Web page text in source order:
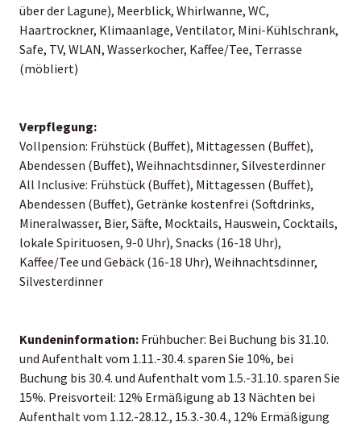
über der Lagune), Meerblick, Whirlwanne, WC,
Haartrockner, Klimaanlage, Ventilator, Mini-Kühlschrank,
Safe, TV, WLAN, Wasserkocher, Kaffee/Tee, Terrasse
(möbliert)
Verpflegung:
Vollpension: Frühstück (Buffet), Mittagessen (Buffet),
Abendessen (Buffet), Weihnachtsdinner, Silvesterdinner
All Inclusive: Frühstück (Buffet), Mittagessen (Buffet),
Abendessen (Buffet), Getränke kostenfrei (Softdrinks,
Mineralwasser, Bier, Säfte, Mocktails, Hauswein, Cocktails,
lokale Spirituosen, 9-0 Uhr), Snacks (16-18 Uhr),
Kaffee/Tee und Gebäck (16-18 Uhr), Weihnachtsdinner,
Silvesterdinner
Kundeninformation: Frühbucher: Bei Buchung bis 31.10.
und Aufenthalt vom 1.11.-30.4. sparen Sie 10%, bei
Buchung bis 30.4. und Aufenthalt vom 1.5.-31.10. sparen Sie
15%. Preisvorteil: 12% Ermäßigung ab 13 Nächten bei
Aufenthalt vom 1.12.-28.12., 15.3.-30.4., 12% Ermäßigung